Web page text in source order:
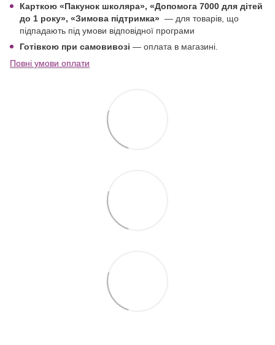
Карткою «Пакунок школяра», «Допомога 7000 для дітей
до 1 року», «Зимова підтримка» — для товарів, що
підпадають під умови відповідної програми
Готівкою при самовивозі — оплата в магазині.
Повні умови оплати